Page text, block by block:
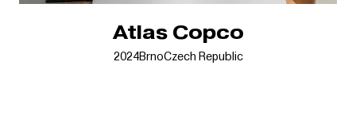
Atlas Copco
2024BrnoCzech Republic